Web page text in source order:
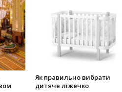
Як правильно вибрати
дитяче ліжечко